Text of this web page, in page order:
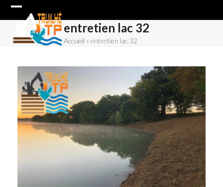
Skip
Open
mobile
Close
mobile
entretien lac 32
Accueil »entretien lac 32